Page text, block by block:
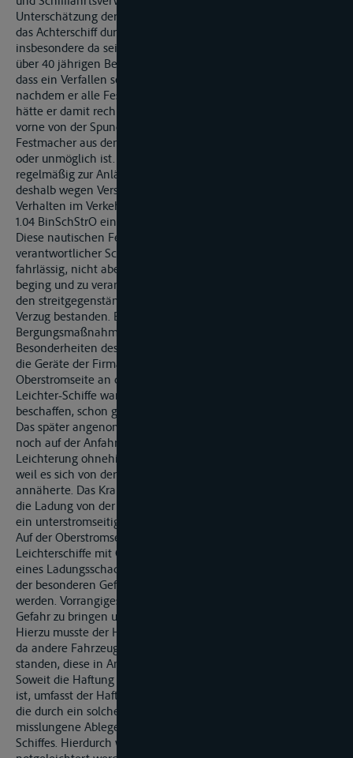
Unterschätzung der Strömungsstärke und ihrer Wirkung auf
das Achterschiff durch den Schiffsführer (Streithelfer Ziffer 2),
insbesondere da sein Schiff Bug zu Tal lag. Aufgrund seiner
über 40 jährigen Berufserfahrung hätte er wissen müssen,
dass ein Verfallen seines Achterschiffes möglich war,
nachdem er alle Festmacher achtern gelöst hatte. Ebenfalls
hätte er damit rechnen müssen, dass das Fahrzeug auch
vorne von der Spundwand abgeht, und damit das Lösen der
Festmacher aus den relativ engen Pollernischen, schwierig
oder unmöglich ist. Dies insbesondere, da er seit Jahren
regelmäßig zur Anlände der Firma X. kam. Gegen ihn erging
deshalb wegen Verstoßes gegen die Grundregeln über das
Verhalten im Verkehr mit Behinderung der Schifffahrt i.S.d. §
1.04 BinSchStrO ein Bußgeldbescheid.
Diese nautischen Fehler, die der Streithelfer Ziffer 2 als
verantwortlicher Schiffsführer nach Überzeugung des Senats
fahrlässig, nicht aber grob fahrlässig oder gar vorsätzlich
beging und zu verantworten hatte, führten adäquat kausal zu
den streitgegenständlichen Schäden: Es hatte Gefahr in
Verzug bestanden. Es mussten schnellstmöglich Rettungs- und
Bergungsmaßnahmen eingeleitet werden, die den
Besonderheiten des Reviers Rechnung trugen. Dazu wurden
die Geräte der Firma M. angefordert, die auch nur von der
Oberstromseite an den Havaristen heranfahren konnten.
Leichter-Schiffe waren in der Kürze der Zeit nicht zu
beschaffen, schon gar keine Fahrzeuge mit GMP-Zertifikat.
Das später angenommene MS »T.« befand sich zu dieser Zeit
noch auf der Anfahrt zur Firma X, hätte aber für die erste
Leichterung ohnehin nicht zum Einsatz kommen können,
weil es sich von der falschen Seite, der Unterstromseite,
annäherte. Das Kranschiff wäre nicht in der Lage gewesen,
die Ladung von der Oberstromseite über den Havaristen in
ein unterstromseitig liegendes Leichterschiff umzuschlagen.
Auf der Oberstromseite standen jedoch keinerlei
Leichterschiffe mit GMP-Zertifikat zur Verfügung. Das Risiko
eines Ladungsschadens bei der Bergung musste in Anbetracht
der besonderen Gefahrenlage somit in Kauf genommen
werden. Vorrangiges Ziel war es, Schiff und Ladung aus der
Gefahr zu bringen und das Verkehrshindernis zu beseitigen.
Hierzu musste der Havarist vor Ort aufgeleichtert werden und,
da andere Fahrzeuge als die der Firma nicht zur Verfügung
standen, diese in Anspruch genommen werden.
Soweit die Haftung für nautisches Verschulden abbedungen
ist, umfasst der Haftungsausschluss auch sämtliche Schäden,
die durch ein solches Geschehen eingetreten sind. Das
misslungene Ablegemanöver galt der Fortbewegung des
Schiffes. Hierdurch war das Schiff verfallen und musste